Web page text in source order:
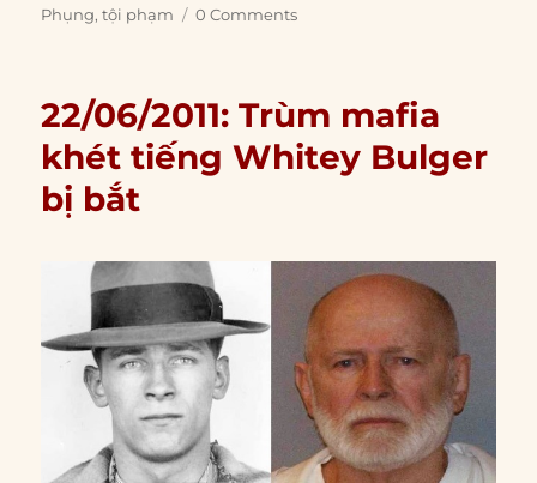
Phụng,tội phạm 0 Comments
22/06/2011: Trùm mafia
khét tiếng Whitey Bulger
bị bắt